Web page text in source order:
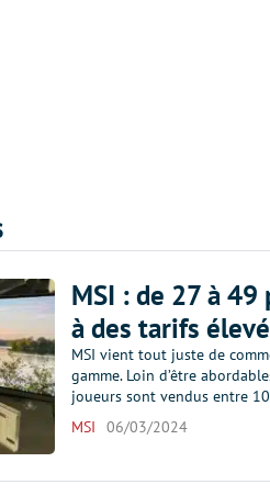
MSI : de 27 à 49
à des tarifs
MSI vient tout juste de
gamme. Loin d’être
joueurs sont vendus entre
MSI
06/03/2024